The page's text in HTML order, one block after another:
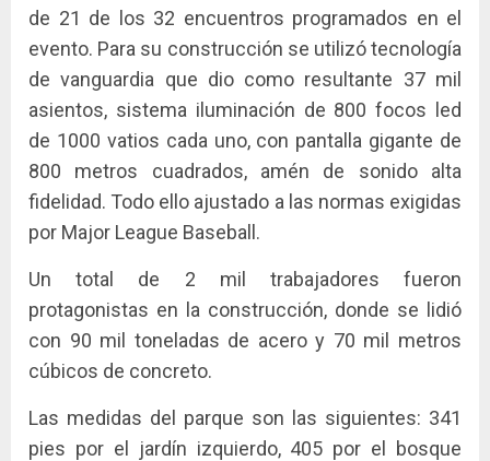
de 21 de los 32 encuentros programados en el
evento. Para su construcción se utilizó tecnología
de vanguardia que dio como resultante 37 mil
asientos, sistema iluminación de 800 focos led
de 1000 vatios cada uno, con pantalla gigante de
800 metros cuadrados, amén de sonido alta
fidelidad. Todo ello ajustado a las normas exigidas
por Major League Baseball.
Un total de 2 mil trabajadores fueron
protagonistas en la construcción, donde se lidió
con 90 mil toneladas de acero y 70 mil metros
cúbicos de concreto.
Las medidas del parque son las siguientes: 341
pies por el jardín izquierdo, 405 por el bosque